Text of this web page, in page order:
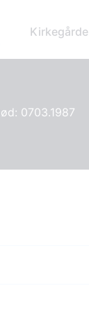
Kirkegårde
0703.1987